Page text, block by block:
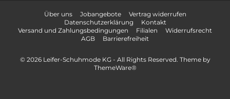
Über uns Jobangebote
Vertrag widerrufen
Datenschutzerklärung
Kontakt
Versand und Zahlungsbedingungen
Filialen
Widerrufsrecht
AGB
Barrierefreiheit
© 2026 Leifer-Schuhmode KG - All Rights Reserved. Theme by
ThemeWare®